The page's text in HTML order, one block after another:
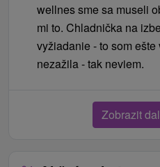
wellnes sme sa museli
mi to. Chladnička na
vyžiadanie - to som
nezažila - tak neviem.
Zobrazit